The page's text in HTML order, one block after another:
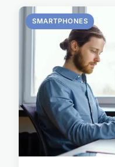
SMARTPHONES